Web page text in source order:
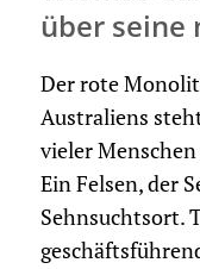
über seine
Der rote
Australiens
vieler
Ein Felsen, der
Sehnsuchtsort.